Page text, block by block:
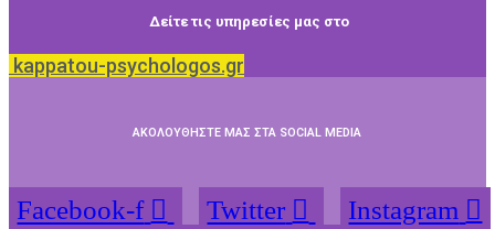
Δείτε τις υπηρεσίες μας στο
kappatou-psychologos.gr
ΑΚΟΛΟΥΘΗΣΤΕ ΜΑΣ ΣΤΑ SOCIAL MEDIA
Facebook-f Twitter
Instagram